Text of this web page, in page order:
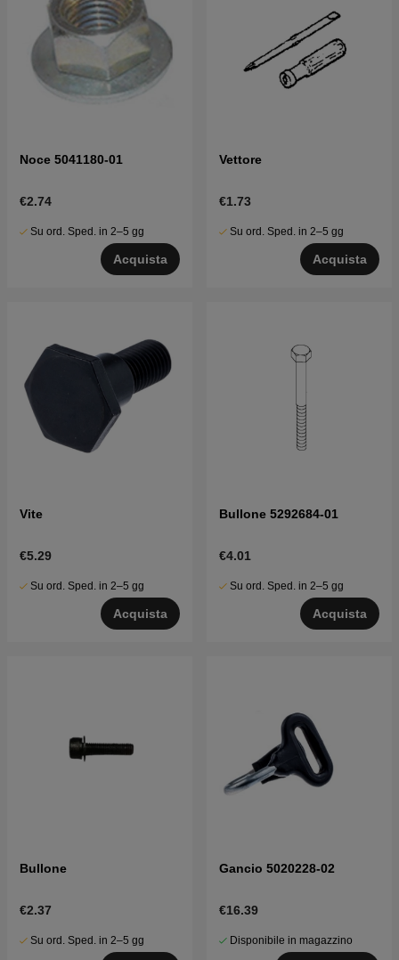
Noce 5041180-01
€2.74
Su ord. Sped. in 2–5 gg
Acquista
Vettore
€1.73
Su ord. Sped. in 2–5 gg
Acquista
Vite
€5.29
Su ord. Sped. in 2–5 gg
Acquista
Bullone 5292684-01
€4.01
Su ord. Sped. in 2–5 gg
Acquista
Bullone
€2.37
Su ord. Sped. in 2–5 gg
Gancio 5020228-02
€16.39
Disponibile in magazzino